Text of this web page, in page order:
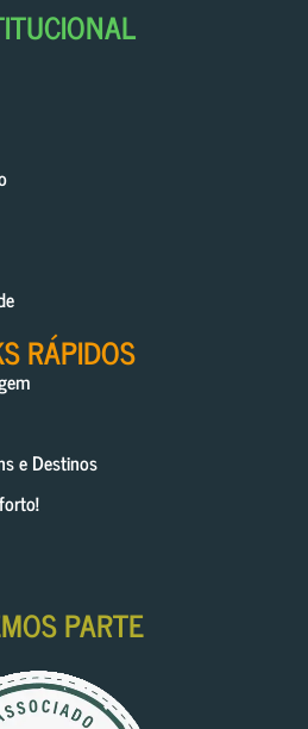
RÁPIDOS
e Destinos
PARTE